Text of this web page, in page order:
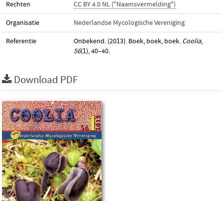
Rechten CC BY 4.0 NL ("Naamsvermelding")
Organisatie Nederlandse Mycologische Vereniging
Referentie Onbekend. (2013). Boek, boek, boek. Coolia,
56(1), 40–40.
Download PDF